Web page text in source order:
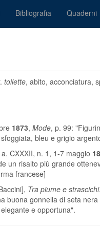
Bibliografia Quaderni
toilette, abito, acconciatura,
1873, Mode, p. 99:
bleu e grigio
CXXXII, n. 1, 1-7 maggio
un risalto più grande
francese]
Tra piume e strascichi
buona gonnella di seta
elegante e opportuna".